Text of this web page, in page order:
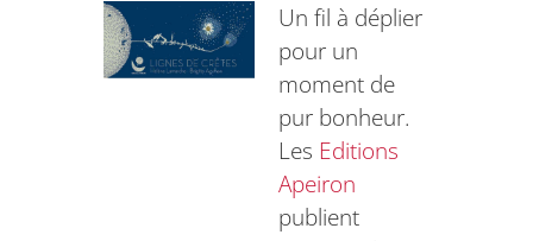
Un fil à déplier
pour un
moment de
pur bonheur.
Les Editions
Apeiron
publient